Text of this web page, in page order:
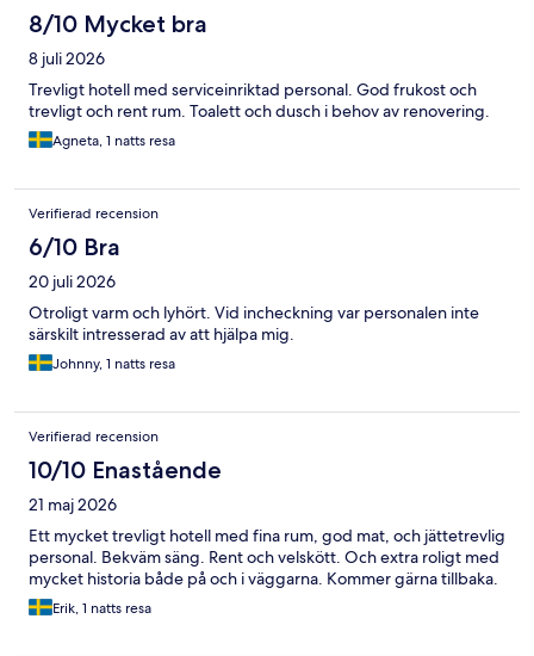
8/10 Mycket bra
8 juli 2026
Trevligt hotell med serviceinriktad personal. God frukost och
trevligt och rent rum. Toalett och dusch i behov av renovering.
Agneta, 1 natts resa
Verifierad recension
6/10 Bra
20 juli 2026
Otroligt varm och lyhört. Vid incheckning var personalen inte
särskilt intresserad av att hjälpa mig.
Johnny, 1 natts resa
Verifierad recension
10/10 Enastående
21 maj 2026
Ett mycket trevligt hotell med fina rum, god mat, och jättetrevlig
personal. Bekväm säng. Rent och velskött. Och extra roligt med
mycket historia både på och i väggarna. Kommer gärna tillbaka.
Erik, 1 natts resa